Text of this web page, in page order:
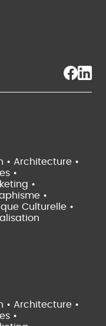
• Architecture •
•
•
•
Culturelle •
• Architecture •
•